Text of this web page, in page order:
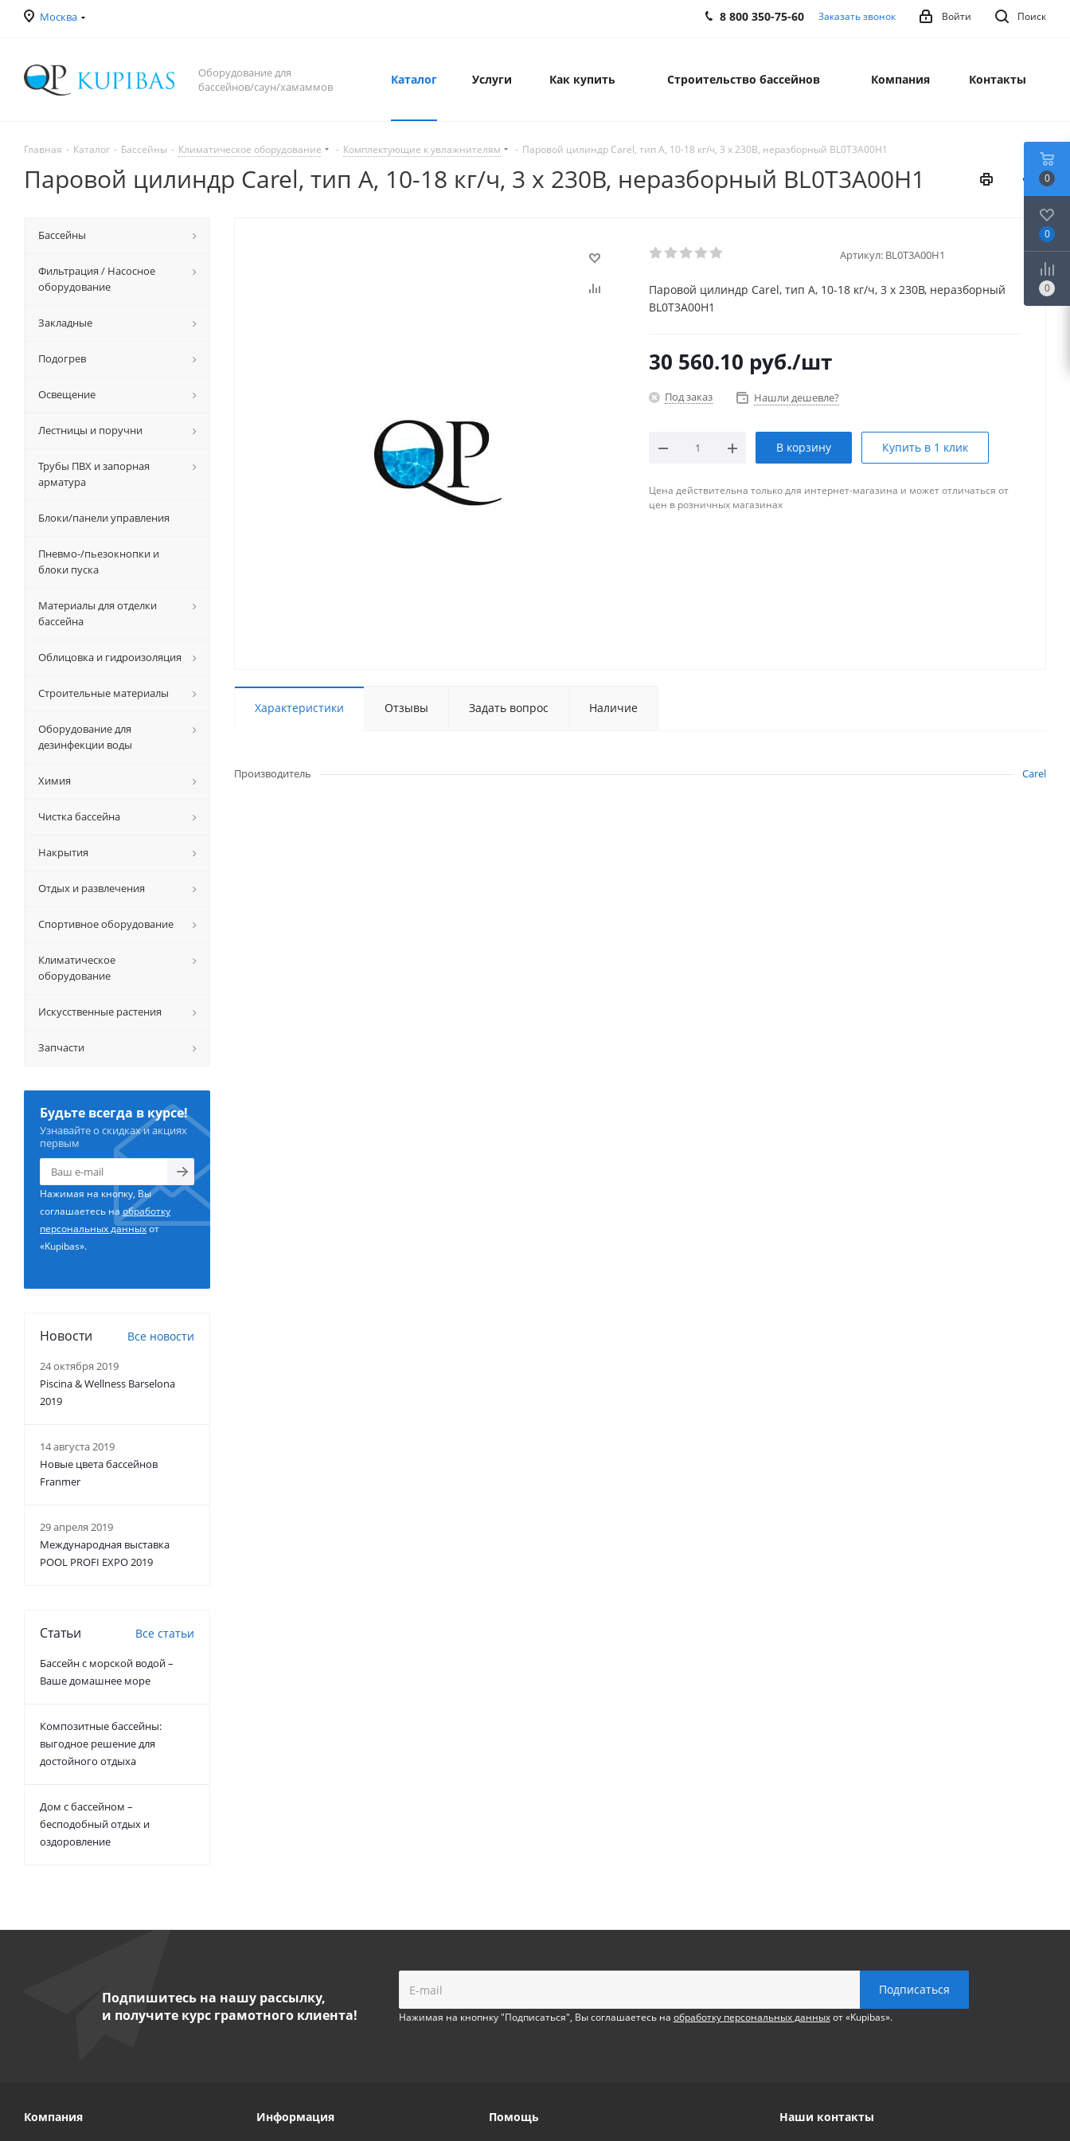
Москва Поиск
Войти
8 800 350-75-60 Заказать звонок
Оборудование для
бассейнов/саун/хамаммов
Каталог Услуги Как купить Строительство бассейнов Компания Контакты
Главная - Каталог - Бассейны - Климатическое оборудование - Комплектующие к увлажнителям - Паровой цилиндр Carel, тип А, 10-18 кг/ч, 3 х 230В, неразборный BL0T3A00H1
Паровой цилиндр Carel, тип А, 10-18 кг/ч, 3 х 230В, неразборный BL0T3A00H1
Артикул: BL0T3A00H1
Паровой цилиндр Carel, тип А, 10-18 кг/ч, 3 х 230В, неразборный
BL0T3A00H1
30 560.10 руб./шт
Под заказ Нашли дешевле?
В корзину Купить в 1 клик
Цена действительна только для интернет-магазина и может отличаться от
цен в розничных магазинах
Характеристики Отзывы Задать вопрос Наличие
Производитель Carel
Бассейны
Фильтрация / Насосное
оборудование
Закладные
Подогрев
Освещение
Лестницы и поручни
Трубы ПВХ и запорная
арматура
Блоки/панели управления
Пневмо-/пьезокнопки и
блоки пуска
Материалы для отделки
бассейна
Облицовка и гидроизоляция
Строительные материалы
Оборудование для
дезинфекции воды
Химия
Чистка бассейна
Накрытия
Отдых и развлечения
Спортивное оборудование
Климатическое
оборудование
Искусственные растения
Запчасти
Будьте всегда в курсе!
Узнавайте о скидках и акциях
первым
Нажимая на кнопку, Вы
соглашаетесь наобработку
персональных данныхот
«Kupibas».
Новости Все новости
24 октября 2019
Piscina & Wellness Barselona
2019
14 августа 2019
Новые цвета бассейнов
Franmer
29 апреля 2019
Международная выставка
POOL PROFI EXPO 2019
Статьи Все статьи
Бассейн с морской водой –
Ваше домашнее море
Композитные бассейны:
выгодное решение для
достойного отдыха
Дом с бассейном –
бесподобный отдых и
оздоровление
Подпишитесь на нашу рассылку,
и получите курс грамотного клиента!
Нажимая на кнопнку "Подписаться", Вы соглашаетесь на обработку персональных данныхот «Kupibas».
Компания Информация Помощь Наши контакты
0
0
0